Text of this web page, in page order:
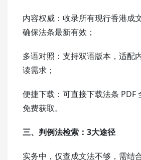
内容权威：收录所有现行香港成
确保法条最新有效；
多语对照：支持双语版本，适配
读需求；
便捷下载：可直接下载法条 PDF
免费获取。
三、判例法检索：3大途径
实务中，仅查成文法不够，需结